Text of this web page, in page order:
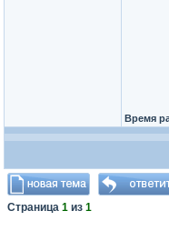
Время
Страница 1 из 1